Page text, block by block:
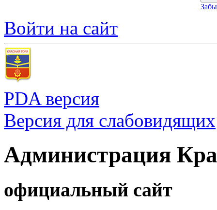
Войти на сайт
PDA версия
Версия для слабовидящих
Администрация
официальный сайт